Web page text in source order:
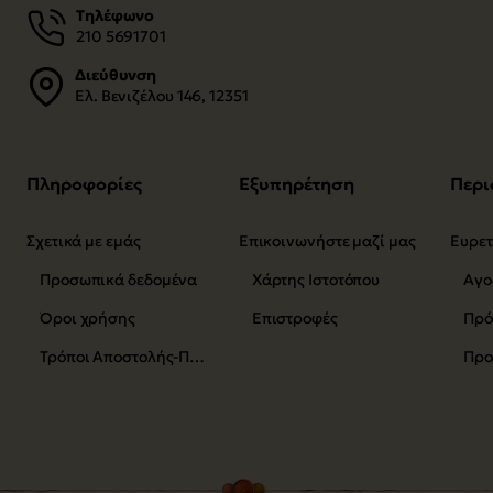
Τηλέφωνο
210 5691701
Διεύθυνση
Ελ. Βενιζέλου 146, 12351
Πληροφορίες
Σχετικά με εμάς
Προσωπικά δεδομένα
Όροι χρήσης
Τρόποι Αποστολής-Πληρωμής
Εξυπηρέτηση
Επικοινωνήστε μαζί μας
Χάρτης Ιστοτόπου
Επιστροφές